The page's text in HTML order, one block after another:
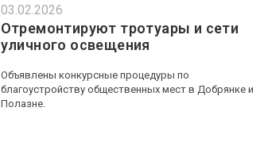
03.02.2026
Отремонтируют тротуары и сети
уличного освещения
Объявлены конкурсные процедуры по
благоустройству общественных мест в Добрянке и
Полазне.